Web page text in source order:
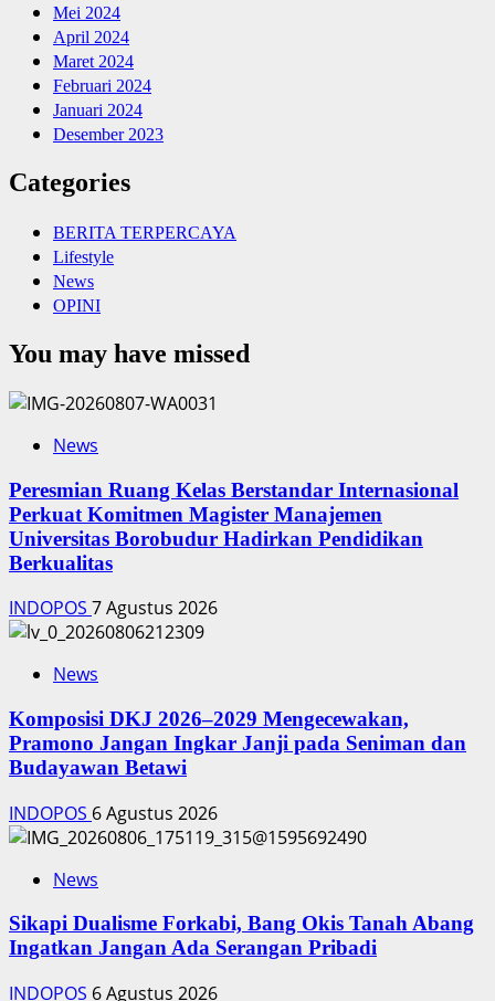
Mei 2024
April 2024
Maret 2024
Februari 2024
Januari 2024
Desember 2023
Categories
BERITA TERPERCAYA
Lifestyle
News
OPINI
You may have missed
News
Peresmian Ruang Kelas Berstandar Internasional
Perkuat Komitmen Magister Manajemen
Universitas Borobudur Hadirkan Pendidikan
Berkualitas
INDOPOS 7 Agustus 2026
News
Komposisi DKJ 2026–2029 Mengecewakan,
Pramono Jangan Ingkar Janji pada Seniman dan
Budayawan Betawi
INDOPOS 6 Agustus 2026
News
Sikapi Dualisme Forkabi, Bang Okis Tanah Abang
Ingatkan Jangan Ada Serangan Pribadi
INDOPOS 6 Agustus 2026